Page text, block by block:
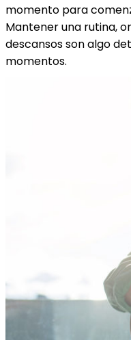
momento para
Mantener una rutina,
descansos son algo
momentos.